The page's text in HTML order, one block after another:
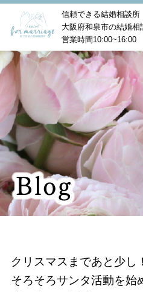
信頼できる結婚相談所
大阪府和泉市の結婚
営業時間
クリスマスまであと少し！
そろそろサンタ活動を始